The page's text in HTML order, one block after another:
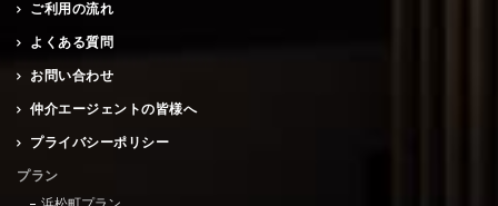
ご利用の流れ
よくある質問
お問い合わせ
仲介エージェントの皆様へ
プライバシーポリシー
プラン